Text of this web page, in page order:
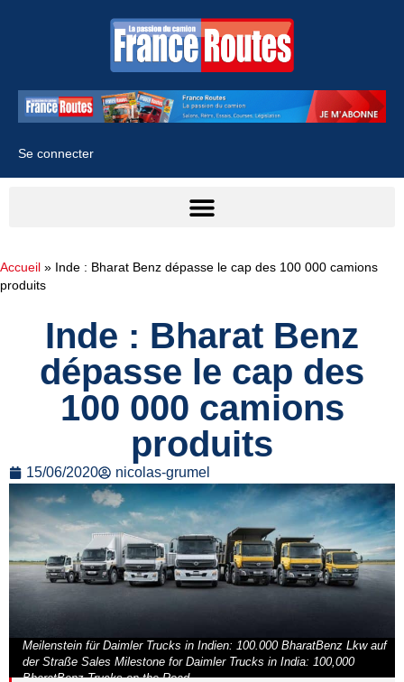
Se connecter
Accueil » Inde : Bharat Benz dépasse le cap des 100 000 camions
produits
Inde : Bharat Benz
dépasse le cap des
100 000 camions
produits
15/06/2020 nicolas-grumel
Meilenstein für Daimler Trucks in Indien: 100.000 BharatBenz Lkw auf
der Straße Sales Milestone for Daimler Trucks in India: 100,000
BharatBenz Trucks on the Road